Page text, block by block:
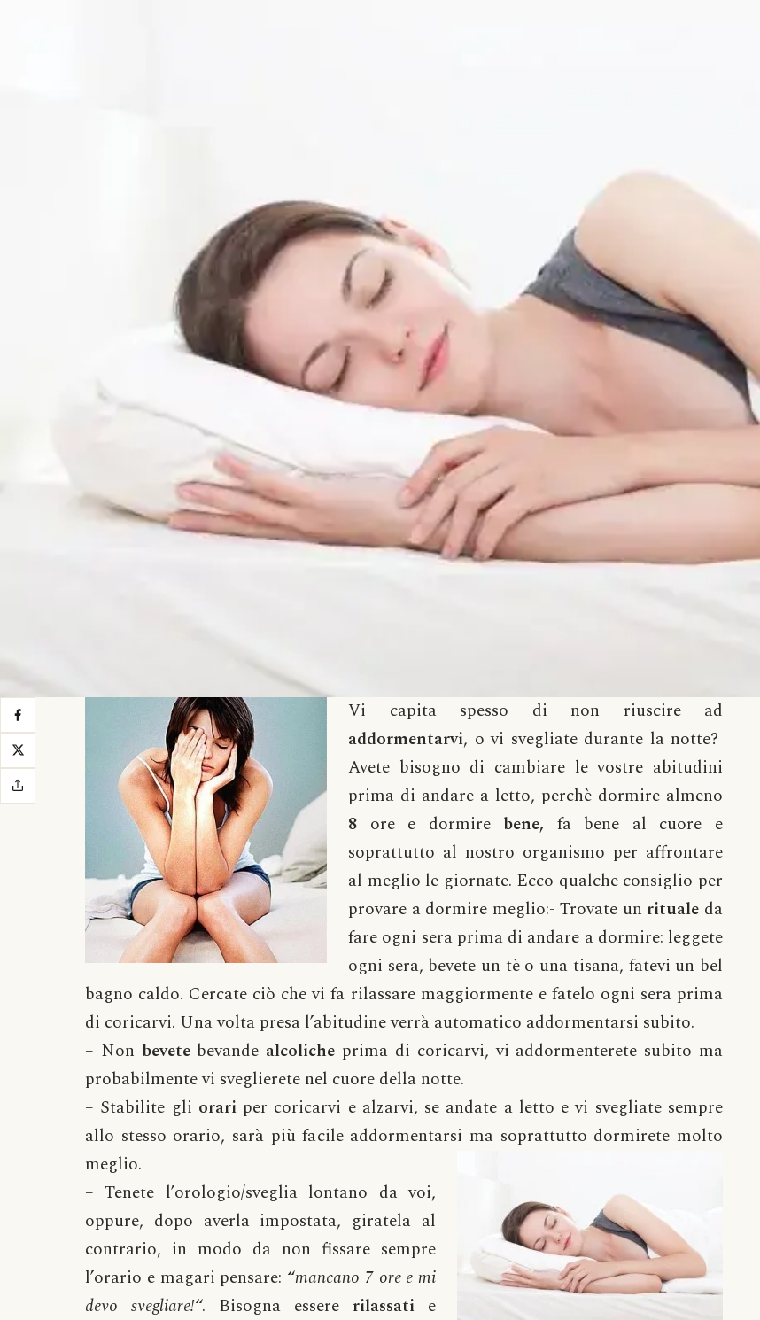
Vi capita spesso di non riuscire ad
addormentarvi, o vi svegliate durante la notte?
Avete bisogno di cambiare le vostre abitudini
prima di andare a letto, perchè dormire almeno
8 ore e dormire bene, fa bene al cuore e
soprattutto al nostro organismo per affrontare
al meglio le giornate. Ecco qualche consiglio per
provare a dormire meglio:- Trovate un rituale da
fare ogni sera prima di andare a dormire: leggete
ogni sera, bevete un tè o una tisana, fatevi un bel
bagno caldo. Cercate ciò che vi fa rilassare maggiormente e fatelo ogni sera prima
di coricarvi. Una volta presa l’abitudine verrà automatico addormentarsi subito.
– Non bevetebevande alcoliche prima di coricarvi, vi addormenterete subito ma
probabilmente vi sveglierete nel cuore della notte.
– Stabilite gli orariper coricarvi e alzarvi, se andate a letto e vi svegliate sempre
allo stesso orario, sarà più facile addormentarsi ma soprattutto dormirete molto
meglio.
– Tenete l’orologio/sveglia lontano da voi,
oppure, dopo averla impostata, giratela al
contrario, in modo da non fissare sempre
l’orario e magari pensare: “mancano 7 ore e mi
devo svegliare!“. Bisogna essere rilassati e